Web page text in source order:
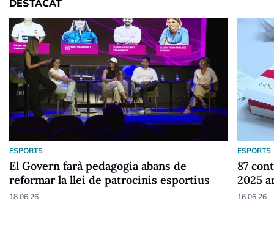
DESTACAT
ESPORTS
El Govern farà pedagogia abans de
reformar la llei de patrocinis esportius
18.06.26
ESPORTS
87
2025
16.06.26